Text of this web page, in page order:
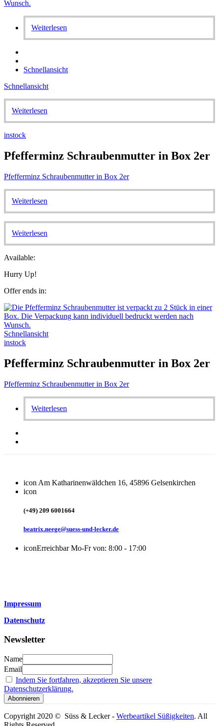
Weiterlesen
Schnellansicht
Schnellansicht
Weiterlesen
instock
Pfefferminz Schraubenmutter in Box 2er
Pfefferminz Schraubenmutter in Box 2er
Weiterlesen
Weiterlesen
Available:
Hurry Up!
Offer ends in:
Schnellansicht
instock
Pfefferminz Schraubenmutter in Box 2er
Pfefferminz Schraubenmutter in Box 2er
Weiterlesen
icon Am Katharinenwäldchen 16, 45896 Gelsenkirchen
icon
(+49) 209 6001664
beatrix.neege@suess-und-lecker.de
iconErreichbar Mo-Fr von: 8:00 - 17:00
Impressum
Datenschutz
Newsletter
Name
Email
Indem Sie fortfahren, akzeptieren Sie unsere
Datenschutzerklärung.
Copyright 2020 © Süss & Lecker - Werbeartikel Süßigkeiten. All